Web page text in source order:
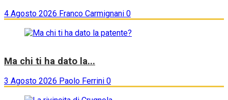
4 Agosto 2026 Franco Carmignani 0
Ma chi ti ha dato la...
3 Agosto 2026 Paolo Ferrini 0